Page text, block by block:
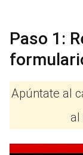
Paso 1:
Apúntate al
al